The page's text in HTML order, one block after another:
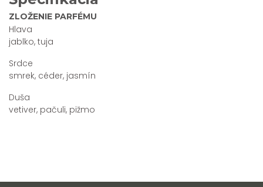
ZLOŽENIE PARFÉMU
Hlava
jablko, tuja
Srdce
smrek, céder, jasmín
Duša
vetiver, pačuli, pižmo